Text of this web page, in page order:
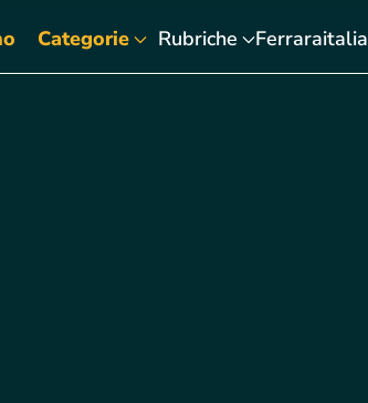
Categorie Rubriche Ferraraitalia